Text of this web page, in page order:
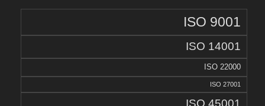
ISO 9001
ISO 14001
ISO 22000
ISO 27001
ISO 45001